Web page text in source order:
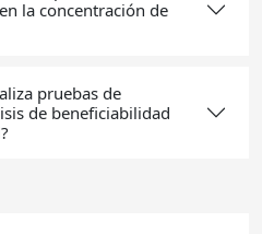
la concentración de
pruebas de
de beneficiabilidad